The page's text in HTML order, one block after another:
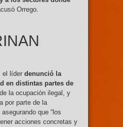
Orrego.
el líder denunció la
en distintas partes de
la ocupación ilegal, y
por parte de la
que “los
acciones concretas y